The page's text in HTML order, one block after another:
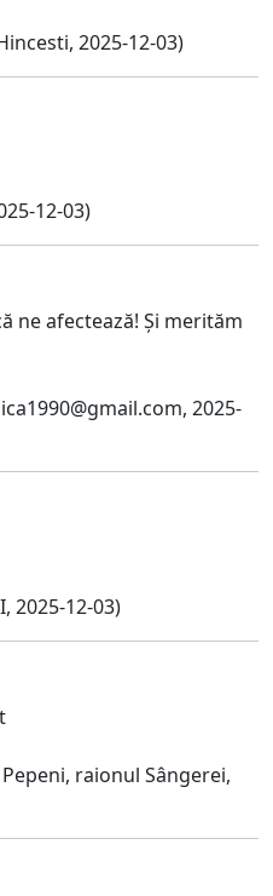
2025-12-03)
12-03)
ne afectează! Și merităm
, 2025-
2025-12-03)
raionul Sângerei,